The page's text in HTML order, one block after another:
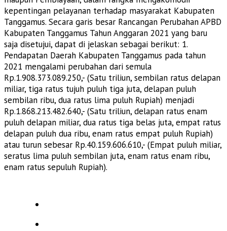
kepentingan pelayanan terhadap masyarakat Kabupaten
Tanggamus. Secara garis besar Rancangan Perubahan APBD
Kabupaten Tanggamus Tahun Anggaran 2021 yang baru
saja disetujui, dapat di jelaskan sebagai berikut: 1.
Pendapatan Daerah Kabupaten Tanggamus pada tahun
2021 mengalami perubahan dari semula
Rp.1.908.373.089.250,- (Satu triliun, sembilan ratus delapan
miliar, tiga ratus tujuh puluh tiga juta, delapan puluh
sembilan ribu, dua ratus lima puluh Rupiah) menjadi
Rp.1.868.213.482.640,- (Satu triliun, delapan ratus enam
puluh delapan miliar, dua ratus tiga belas juta, empat ratus
delapan puluh dua ribu, enam ratus empat puluh Rupiah)
atau turun sebesar Rp.40.159.606.610,- (Empat puluh miliar,
seratus lima puluh sembilan juta, enam ratus enam ribu,
enam ratus sepuluh Rupiah).